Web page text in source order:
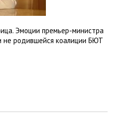
Эмоции премьер-министра
не родившейся коалиции БЮТ